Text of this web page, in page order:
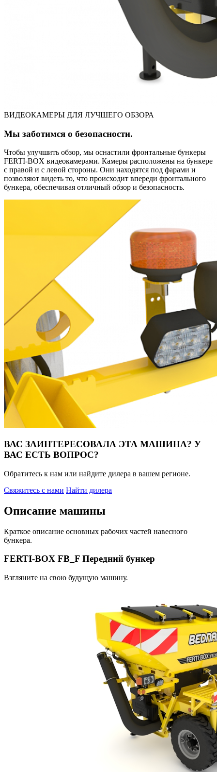
ВИДЕОКАМЕРЫ ДЛЯ ЛУЧШЕГО ОБЗОРА
Мы заботимся о безопасности.
Чтобы улучшить обзор, мы оснастили фронтальные бункеры
FERTI-BOX видеокамерами. Камеры расположены на бункере
с правой и с левой стороны. Они находятся под фарами и
позволяют видеть то, что происходит впереди фронтального
бункера, обеспечивая отличный обзор и безопасность.
ВАС ЗАИНТЕРЕСОВАЛА ЭТА МАШИНА? У
ВАС ЕСТЬ ВОПРОС?
Обратитесь к нам или найдите дилера в вашем регионе.
Свяжитесь с нами Найти дилера
Описание машины
Краткое описание основных рабочих частей навесного
бункера.
FERTI-BOX FB_F Передний бункер
Взгляните на свою будущую машину.